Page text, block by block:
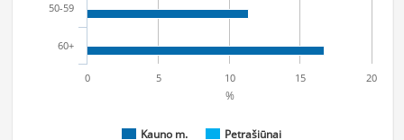
%
Kauno m. Petrašiūnai
50-59
60+
0 5 10 15 20